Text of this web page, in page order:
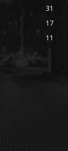
31
17
11